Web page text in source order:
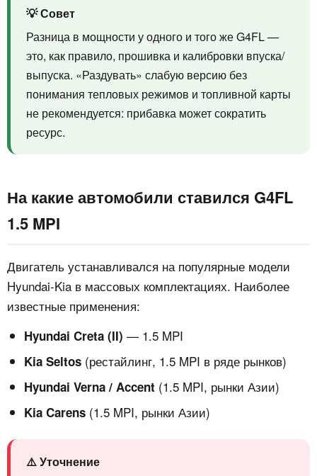
💡 Совет
Разница в мощности у одного и того же G4FL —
это, как правило, прошивка и калибровки впуска/
выпуска. «Раздувать» слабую версию без
понимания тепловых режимов и топливной карты
не рекомендуется: прибавка может сократить
ресурс.
На какие автомобили ставился G4FL
1.5 MPI
Двигатель устанавливался на популярные модели
Hyundai-Kia в массовых комплектациях. Наиболее
известные применения:
Hyundai Creta (II) — 1.5 MPI
Kia Seltos (рестайлинг, 1.5 MPI в ряде рынков)
Hyundai Verna / Accent (1.5 MPI, рынки Азии)
Kia Carens (1.5 MPI, рынки Азии)
⚠️ Уточнение